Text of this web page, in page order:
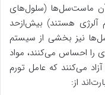
ماست‌سل‌ها (سلول‌های
آلرژی هستند) بیش‌ازحد
نیز بخشی از سیستم
را احساس می‌کنند، مواد
می‌کنند که عامل تورم
از: